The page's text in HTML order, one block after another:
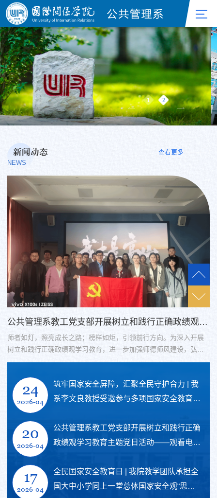
1 2
新闻动态
NEWS
查看更多
公共管理系教工党支部开展树立和践行正确政绩观学习教育主题党日活动——观看电影《我本是高山》
如灯，照亮成长之路；榜样如炬，引领前行方向。为深入开展
和践行正确政绩观学习教育，进一步加强师德师风建设，弘扬
政绩观，4月15日下午，公共管理系教工党支部和学生党支部联
员和入党积极分子代表集体观看电影《我本是高山》，观影活
图书馆三层视听室举办，师生党员和入党积极分子在观影中感
，传承榜样力量。影片以“七一勋章”获得者、...
2026年
发展和
人民日
人人有
下，经
24
2026-04
筑牢国家安全屏障，汇聚全民守护合力 | 我
系李文良教授受邀参与多项国家安全教育重
20
2026-04
公共管理系教工党支部开展树立和践行正确
政绩观学习教育主题党日活动——观看电影
17
2026-04
全民国家安全教育日 | 我院教学团队承担全
国大中小学同上一堂总体国家安全观“思政